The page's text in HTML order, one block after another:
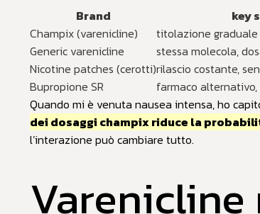
Brand key
Champix (varenicline)
titolazione
Generic varenicline
stessa molecola,
Nicotine patches (cerotti)rilascio costante,
Bupropione SR
farmaco alternativo,
Quando mi è venuta nausea intensa, ho
dei dosaggi champix riduce la
l’interazione può cambiare tutto.